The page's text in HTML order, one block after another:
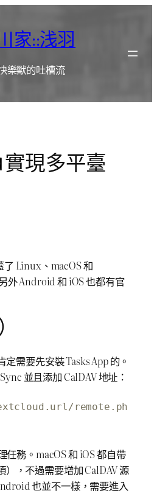
家::浅羽
樂獸的吐槽流
實現多平臺
Linux、macOS 和
外 Android 和 iOS 也都有官
需要先安裝 Tasks App 的。
並且添加 CalDAV 地址：
remote.ph
任務。macOS 和 iOS 都自帶
），不過需要增加 CalDAV 源
也並不一樣，需要進入